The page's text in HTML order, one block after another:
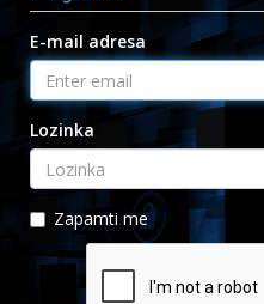
E-mail adresa
Lozinka
Zapamti me